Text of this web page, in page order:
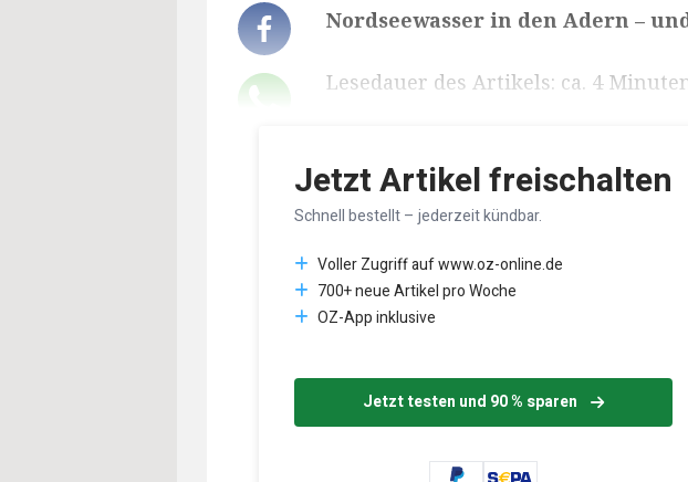
Nordseewasser in den Adern –
Lesedauer des Artikels: ca. 4
Jetzt Artikel freischalten
Schnell bestellt – jederzeit kündbar.
Voller Zugriff auf www.oz-online.de
700+ neue Artikel pro Woche
OZ-App inklusive
Jetzt testen und 90 % sparen